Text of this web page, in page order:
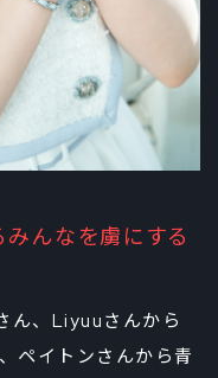
みんなを虜にする
ん、Liyuuさんから
ペイトンさんから青